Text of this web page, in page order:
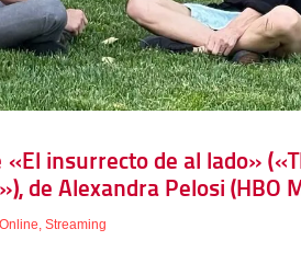
«El insurrecto de al lado»
de Alexandra Pelosi (HBO
Online, Streaming